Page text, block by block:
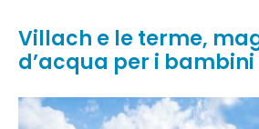
Villach e le terme,
d’acqua per i bambini